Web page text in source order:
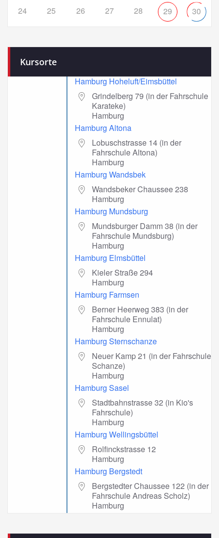
24 25 26 27 28 29 30
Kursorte
Hamburg Hoheluft/Eimsbüttel
Grindelberg 79 (in der Fahrschule
Karateke)
Hamburg
Hamburg Altona
Lobuschstrasse 14 (in der
Fahrschule Altona)
Hamburg
Hamburg Wandsbek
Wandsbeker Chaussee 238
Hamburg
Hamburg Mundsburg
Mundsburger Damm 38 (in der
Fahrschule Mundsburg)
Hamburg
Hamburg Elmsbüttel
Kieler Straße 294
Hamburg
Hamburg Farmsen
Berner Heerweg 383 (in der
Fahrschule Ennulat)
Hamburg
Hamburg Sternschanze
Neuer Kamp 21 (in der Fahrschule
Schanze)
Hamburg
Hamburg Sasel
Stadtbahnstrasse 32 (in Kio's
Fahrschule)
Hamburg
Hamburg Wellingsbüttel
Rolfinckstrasse 12
Hamburg
Hamburg Bergstedt
Bergstedter Chaussee 122 (in der
Fahrschule Andreas Scholz)
Hamburg